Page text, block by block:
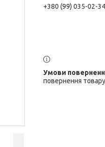
+380 (99) 035-02-34
повернення